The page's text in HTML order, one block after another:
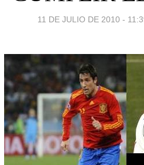
11 DE JULIO DE 2010 -